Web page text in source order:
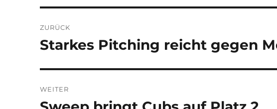
ZURÜCK
Vorheriger
Starkes Pitching reicht gegen
WEITER
Nächster